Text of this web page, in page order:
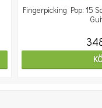
Fingerpicking Pop: 15